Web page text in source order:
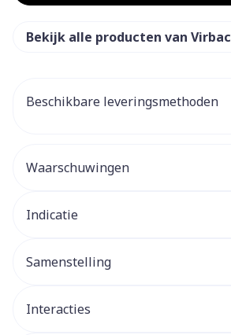
Bekijk alle producten van Virbac
Beschikbare leveringsmethoden
Waarschuwingen
Indicatie
Samenstelling
Interacties